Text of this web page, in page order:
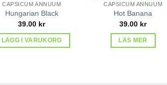
CAPSICUM ANNUUM
Hungarian Black
39.00 kr
LÄGG I VARUKORG
CAPSICUM ANNUUM
Hot Banana
39.00 kr
LÄS MER